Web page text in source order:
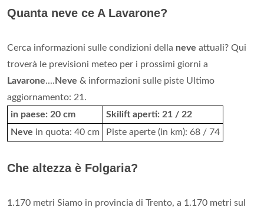
Quanta neve ce A Lavarone?
Cerca informazioni sulle condizioni della neve attuali? Qui
troverà le previsioni meteo per i prossimi giorni a
Lavarone.... Neve & informazioni sulle piste Ultimo
aggiornamento: 21.
in paese: 20 cm
Skilift aperti: 21 / 22
Neve in quota: 40 cm Piste aperte (in km): 68 / 74
Che altezza è Folgaria?
1.170 metri Siamo in provincia di Trento, a 1.170 metri sul